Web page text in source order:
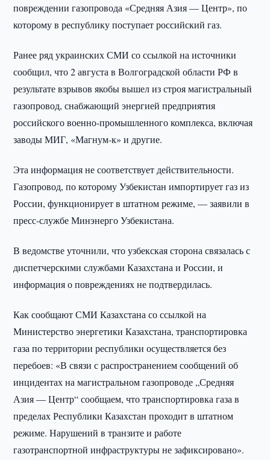
повреждении газопровода «Средняя Азия — Центр», по
которому в республику поступает российский газ.
Ранее ряд украинских СМИ со ссылкой на источники
сообщил, что 2 августа в Волгоградской области РФ в
результате взрывов якобы вышел из строя магистральный
газопровод, снабжающий энергией предприятия
российского военно-промышленного комплекса, включая
заводы МИГ, «Магнум-к» и другие.
Эта информация не соответствует действительности.
Газопровод, по которому Узбекистан импортирует газ из
России, функционирует в штатном режиме, — заявили в
пресс-службе Минэнерго Узбекистана.
В ведомстве уточнили, что узбекская сторона связалась с
диспетчерскими службами Казахстана и России, и
информация о повреждениях не подтвердилась.
Как сообщают СМИ Казахстана со ссылкой на
Министерство энергетики Казахстана, транспортировка
газа по территории республики осуществляется без
перебоев: «В связи с распространением сообщений об
инцидентах на магистральном газопроводе „Средняя
Азия — Центр“ сообщаем, что транспортировка газа в
пределах Республики Казахстан проходит в штатном
режиме. Нарушений в транзите и работе
газотранспортной инфраструктуры не зафиксировано».